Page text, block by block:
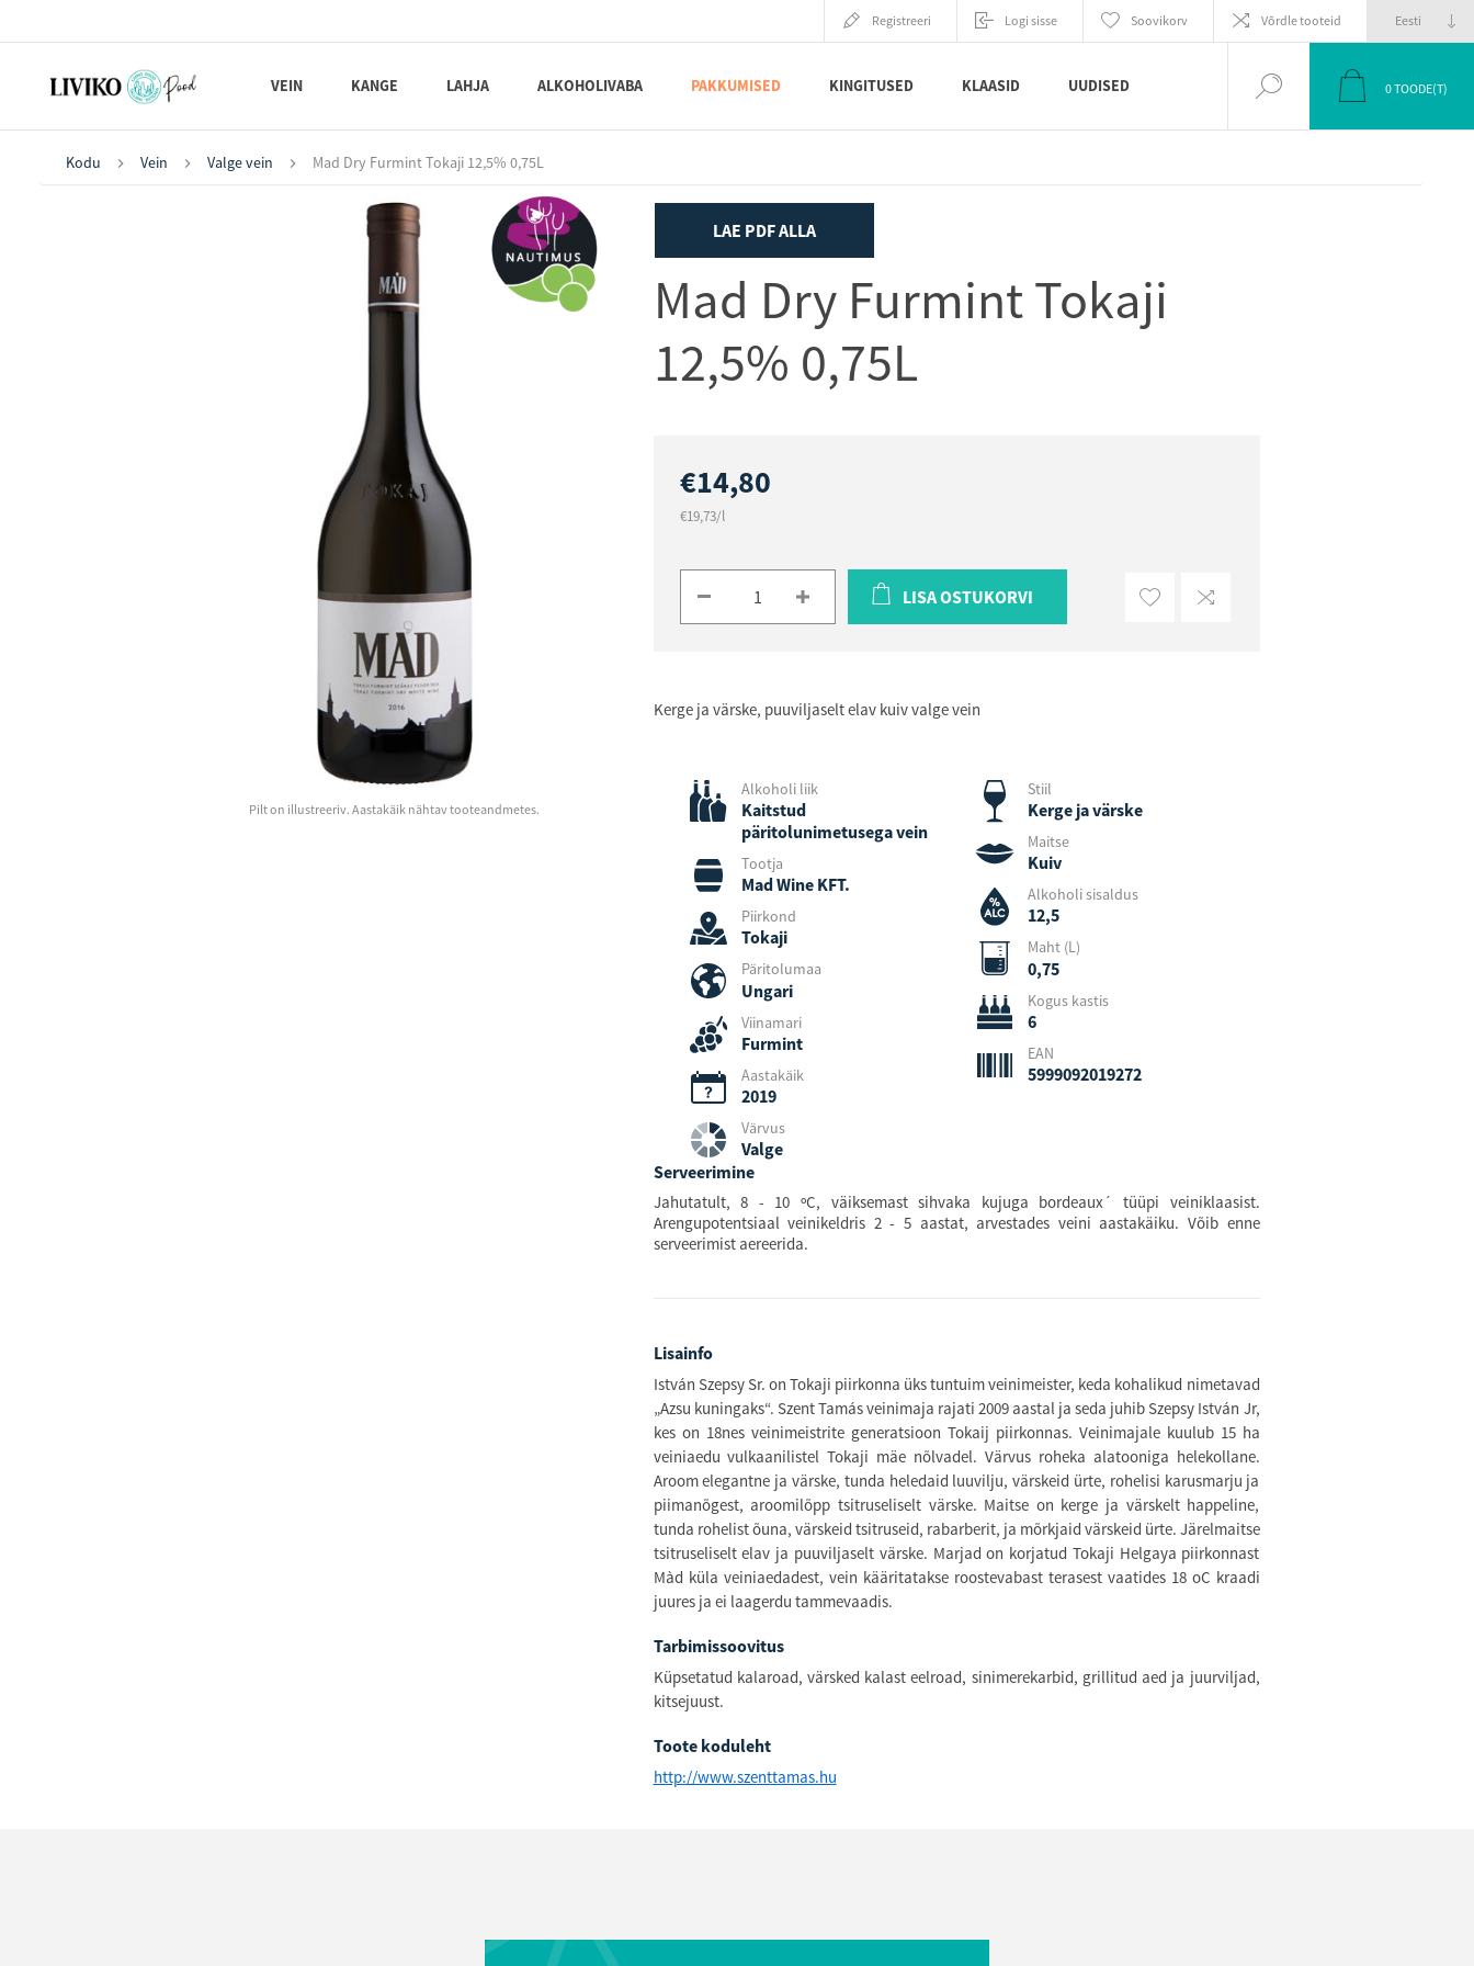
Registreeri Logi sisse Soovikorv Võrdle tooteid
VEIN KANGE LAHJA ALKOHOLIVABA PAKKUMISED KINGITUSED KLAASID UUDISED 0TOODE(T)
Kodu Vein Valge vein Mad Dry Furmint Tokaji 12,5% 0,75L
EELMINEJÄRGMINE
Pilt on illustreeriv. Aastakäik nähtav tooteandmetes.
LAE PDF ALLA
Mad Dry Furmint Tokaji
12,5% 0,75L
€14,80
€19,73/l
LISA OSTUKORVI
Kerge ja värske, puuviljaselt elav kuiv valge vein
Alkoholi liik
Kaitstud
päritolunimetusega vein
Tootja
Mad Wine KFT.
Piirkond
Tokaji
Päritolumaa
Ungari
Viinamari
Furmint
Aastakäik
2019
Värvus
Valge
Stiil
Kerge ja värske
Maitse
Kuiv
Alkoholi sisaldus
12,5
Maht (L)
0,75
Kogus kastis
6
EAN
5999092019272
Serveerimine
Jahutatult, 8 - 10 ºC, väiksemast sihvaka kujuga bordeaux´ tüüpi veiniklaasist.
Arengupotentsiaal veinikeldris 2 - 5 aastat, arvestades veini aastakäiku. Võib enne
serveerimist aereerida.
Lisainfo
István Szepsy Sr. on Tokaji piirkonna üks tuntuim veinimeister, keda kohalikud nimetavad
„Azsu kuningaks“. Szent Tamás veinimaja rajati 2009 aastal ja seda juhib Szepsy István Jr,
kes on 18nes veinimeistrite generatsioon Tokaij piirkonnas. Veinimajale kuulub 15 ha
veiniaedu vulkaanilistel Tokaji mäe nõlvadel. Värvus roheka alatooniga helekollane.
Aroom elegantne ja värske, tunda heledaid luuvilju, värskeid ürte, rohelisi karusmarju ja
piimanõgest, aroomilõpp tsitruseliselt värske. Maitse on kerge ja värskelt happeline,
tunda rohelist õuna, värskeid tsitruseid, rabarberit, ja mõrkjaid värskeid ürte. Järelmaitse
tsitruseliselt elav ja puuviljaselt värske. Marjad on korjatud Tokaji Helgaya piirkonnast
Màd küla veiniaedadest, vein kääritatakse roostevabast terasest vaatides 18 oC kraadi
juures ja ei laagerdu tammevaadis.
Tarbimissoovitus
Küpsetatud kalaroad, värsked kalast eelroad, sinimerekarbid, grillitud aed ja juurviljad,
kitsejuust.
Toote koduleht
http://www.szenttamas.hu
LIITU MEIE UUDISKIRJAGA!
Nii saad olla kindel, et Sinuni jõuab info parimatest sooduskampaaniatest, pakkumistest ja
uutest huvitavatest toodetest!
Nõustun oma e-posti säilitamisega uudiskirja jaoks
Ära rohkem kuva antud teavitust